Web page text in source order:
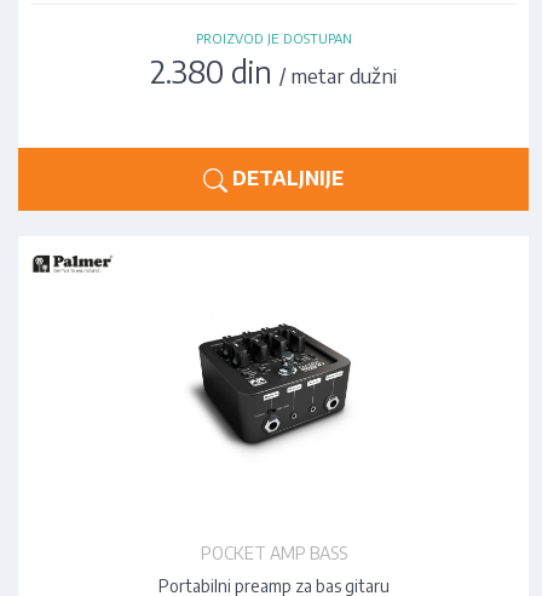
PROIZVOD JE DOSTUPAN
2.380 din / metar dužni
DETALJNIJE
POCKET AMP BASS
Portabilni preamp za bas gitaru